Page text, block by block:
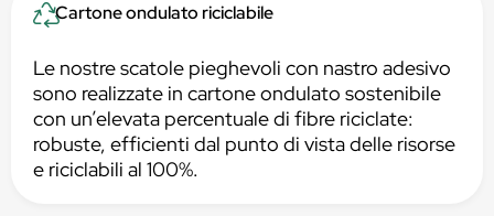
Cartone ondulato riciclabile
Le nostre scatole pieghevoli con nastro adesivo
sono realizzate in cartone ondulato sostenibile
con un’elevata percentuale di fibre riciclate:
robuste, efficienti dal punto di vista delle risorse
e riciclabili al 100%.